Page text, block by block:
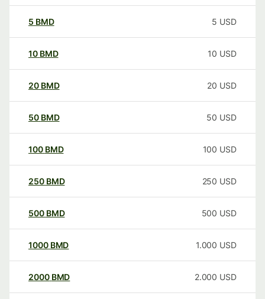
5 BMD 5 USD
10 BMD 10 USD
20 BMD 20 USD
50 BMD 50 USD
100 BMD 100 USD
250 BMD 250 USD
500 BMD 500 USD
1000 BMD 1.000 USD
2000 BMD 2.000 USD